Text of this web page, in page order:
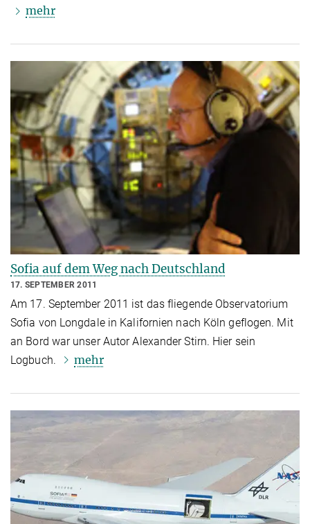
mehr
Sofia auf dem Weg nach Deutschland
17. SEPTEMBER 2011
Am 17. September 2011 ist das fliegende Observatorium
Sofia von Longdale in Kalifornien nach Köln geflogen. Mit
an Bord war unser Autor Alexander Stirn. Hier sein
Logbuch.
mehr